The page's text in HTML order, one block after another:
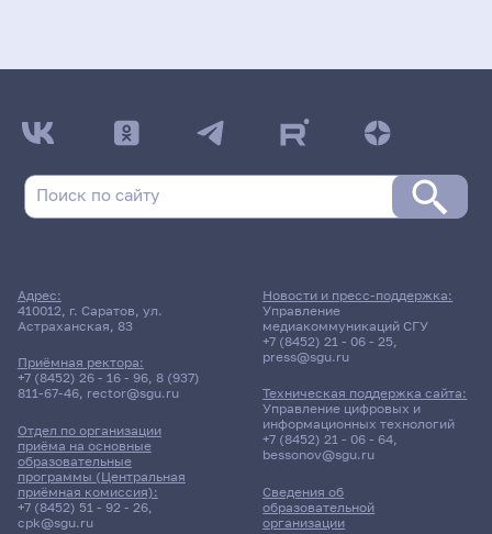
Адрес:
410012, г. Саратов, ул.
Астраханская, 83
Приёмная ректора:
+7 (8452) 26 - 16 - 96, 8 (937)
811-67-46, rector@sgu.ru
Отдел по организации
приёма на основные
образовательные
программы (Центральная
приёмная комиссия):
+7 (8452) 51 - 92 - 26,
cpk@sgu.ru
Сведения об
образовательной
организации
Новости и пресс-поддержка:
Управление
медиакоммуникаций СГУ
+7 (8452) 21 - 06 - 25,
press@sgu.ru
Техническая поддержка сайта:
Управление цифровых и
информационных технологий
+7 (8452) 21 - 06 - 64,
bessonov@sgu.ru